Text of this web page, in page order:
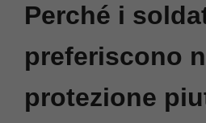
Perché i
preferiscono
protezione